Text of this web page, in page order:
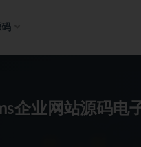
企业网站源码电